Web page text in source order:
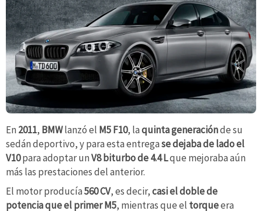
En 2011, BMWlanzó el M5 F10, laquinta generaciónde su
sedán deportivo, y para esta entregase dejaba de lado el
V10para adoptar unV8 biturbo de 4.4 Lque mejoraba aún
más las prestaciones del anterior.
El motor producía560 CV, es decir,casi el doble de
potencia que el primer M5, mientras que el torqueera